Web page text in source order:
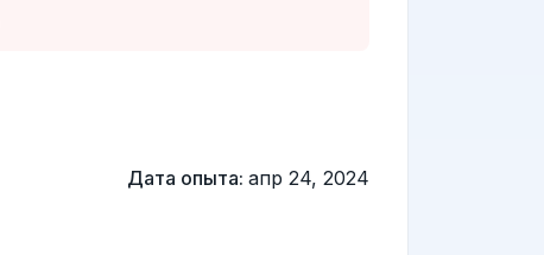
Дата опыта: апр 24, 2024